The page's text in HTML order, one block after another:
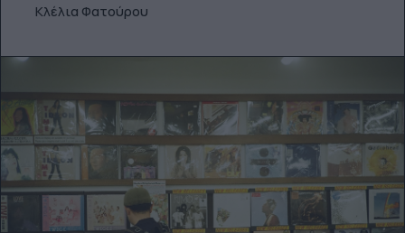
Κλέλια Φατούρου